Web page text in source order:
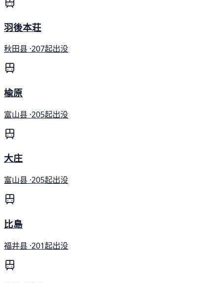
羽後本荘
秋田县 ·207起出没
楡原
富山县 ·205起出没
大庄
富山县 ·205起出没
比島
福井县 ·201起出没